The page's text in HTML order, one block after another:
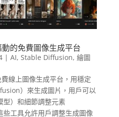
的免費圖像生成平台
| AI, Stable Diffusion, 繪圖
線上圖像生成平台，用穩定
）來生成圖片，用戶可以
型）和細節調整元素
些工具允許用戶調整生成圖像